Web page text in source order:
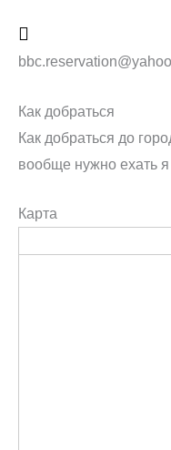
Как добраться
Как добраться до
вообще нужно ехать
Карта